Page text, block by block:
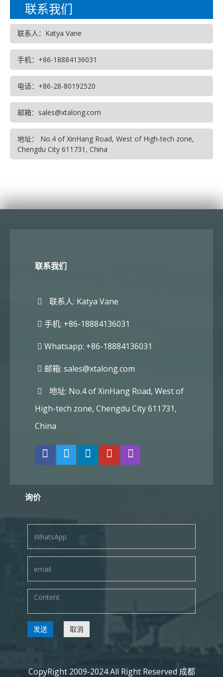
联系我们
联系人：Katya Vane
手机：+86-18884136031
电话：+86-28-80192520
邮箱：sales@xtalong.com
地址： No.4 of XinHang Road, West of High-tech zone,
Chengdu City 611731, China
联系我们
联系人: Katya Vane
手机: +86-18884136031
Whatsapp: +86-18884136031
邮箱: sales@xtalong.com
地址: No.4 of XinHang Road, West of
High-tech zone, Chengdu City 611731,
China
询价
发送 取消
CopyRight 2009-2024 All Right Reserved 成都